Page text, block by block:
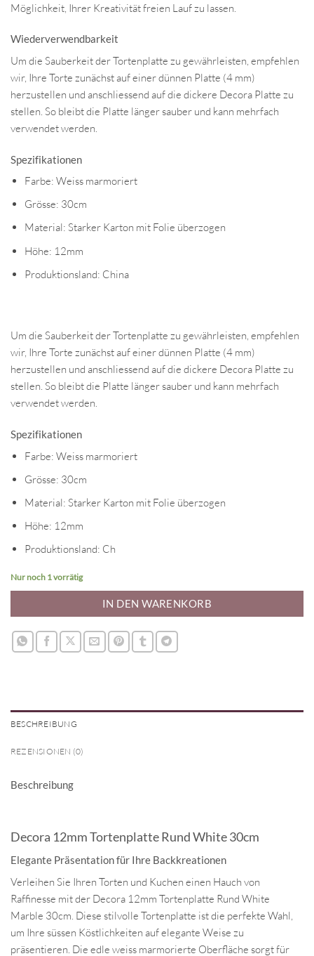
Möglichkeit, Ihrer Kreativität freien Lauf zu lassen.
Wiederverwendbarkeit
Um die Sauberkeit der Tortenplatte zu gewährleisten, empfehlen
wir, Ihre Torte zunächst auf einer dünnen Platte (4 mm)
herzustellen und anschliessend auf die dickere Decora Platte zu
stellen. So bleibt die Platte länger sauber und kann mehrfach
verwendet werden.
Spezifikationen
Farbe: Weiss marmoriert
Grösse: 30cm
Material: Starker Karton mit Folie überzogen
Höhe: 12mm
Produktionsland: China
Um die Sauberkeit der Tortenplatte zu gewährleisten, empfehlen
wir, Ihre Torte zunächst auf einer dünnen Platte (4 mm)
herzustellen und anschliessend auf die dickere Decora Platte zu
stellen. So bleibt die Platte länger sauber und kann mehrfach
verwendet werden.
Spezifikationen
Farbe: Weiss marmoriert
Grösse: 30cm
Material: Starker Karton mit Folie überzogen
Höhe: 12mm
Produktionsland: Ch
Nur noch 1 vorrätig
IN DEN WARENKORB
BESCHREIBUNG
REZENSIONEN (0)
Beschreibung
Decora 12mm Tortenplatte Rund White 30cm
Elegante Präsentation für Ihre Backkreationen
Verleihen Sie Ihren Torten und Kuchen einen Hauch von
Raffinesse mit der Decora 12mm Tortenplatte Rund White
Marble 30cm. Diese stilvolle Tortenplatte ist die perfekte Wahl,
um Ihre süssen Köstlichkeiten auf elegante Weise zu
präsentieren. Die edle weiss marmorierte Oberfläche sorgt für